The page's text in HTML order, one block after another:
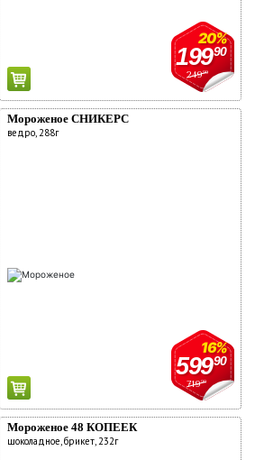
24990
20%
19990
Мороженое СНИКЕРС
ведро, 288г
71990
16%
59990
Мороженое 48 КОПЕЕК
шоколадное, брикет, 232г